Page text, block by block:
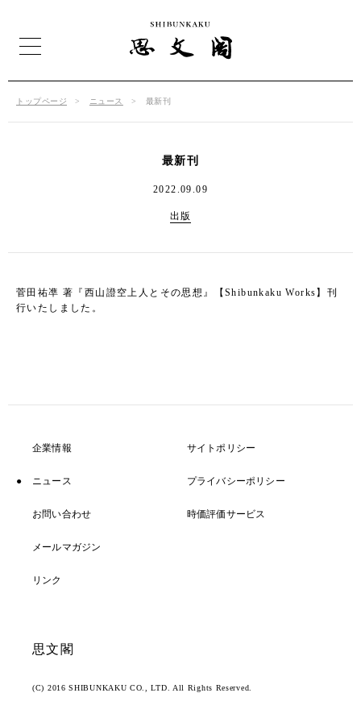
トップページ ニュース 最新刊
最新刊
2022.09.09
出版
菅田祐凖 著『西山證空上人とその思想』【Shibunkaku Works】刊
行いたしました。
企業情報
ニュース
お問い合わせ
メールマガジン
リンク
サイトポリシー
プライバシーポリシー
時価評価サービス
思文閣
(C) 2016 SHIBUNKAKU CO., LTD. All Rights Reserved.